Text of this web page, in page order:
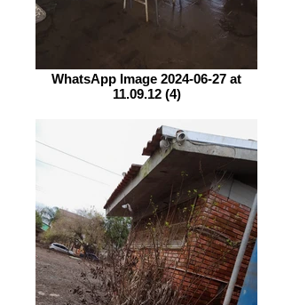
WhatsApp Image 2024-06-27 at
11.09.12 (4)